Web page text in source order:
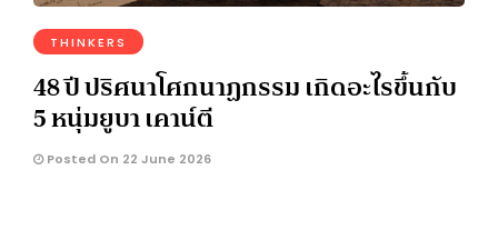
THINKERS
48 ปี ปริศนาโศกนาฏกรรม เกิดอะไรขึ้นกับ
5 หนุ่มยูบา เคาน์ตี
Posted On 22 June 2026